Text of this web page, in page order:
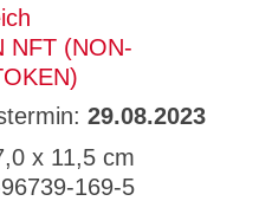
NFT (NON-
29.08.2023
x 11,5 cm
169-5